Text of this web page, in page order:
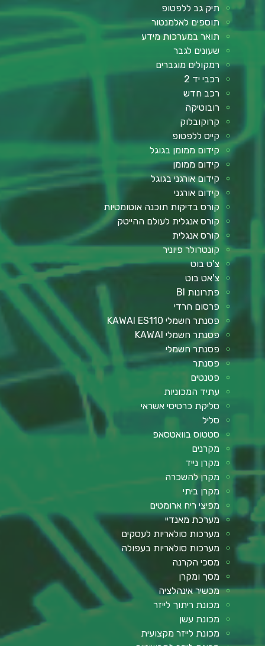
תיק גב ללפטופ
תוספים לאלמנטור
תואר במערכות מידע
שעונים לגבר
רמקולים מוגברים
רכבי יד 2
רכב חדש
רובוטיקה
קרוקובלוק
קייס ללפטופ
קידום ממומן בגוגל
קידום ממומן
קידום אורגני בגוגל
קידום אורגני
קורס בדיקות תוכנה אוטומטיות
קורס אנגלית לעולם ההייטק
קורס אנגלית
קונטרולר פיוניר
צ'ט בוט
צ'אט בוט
פתרונות BI
פרסום חרדי
פסנתר חשמלי KAWAI ES110
פסנתר חשמלי KAWAI
פסנתר חשמלי
פסנתר
פטנטים
עתיד המכוניות
סליקת כרטיסי אשראי
סליל
סטטוס בוואטסאפ
מקרנים
מקרן נייד
מקרן להשכרה
מקרן ביתי
מפיצי ריח ארומטים
מערכת מאנדיי
מערכות סולאריות לעסקים
מערכות סולאריות בעפולה
מסכי הקרנה
מסך ומקרן
מכשיר אינהלציה
מכונת ריתוך לייזר
מכונת עשן
מכונת לייזר מקצועית